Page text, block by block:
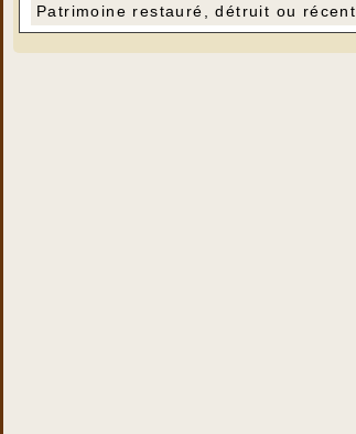
Patrimoine restauré, détruit ou récent